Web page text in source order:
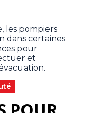
les pompiers
dans certaines
pour
et